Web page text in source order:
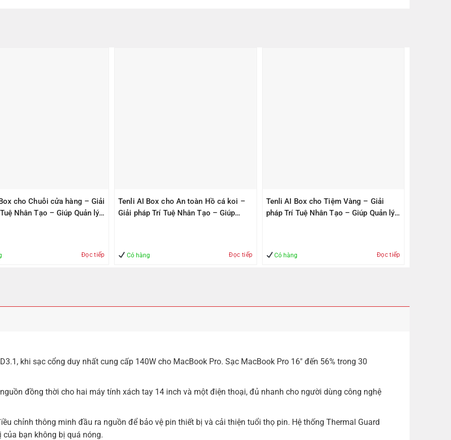
cho Chuỗi cửa hàng – Giải
Nhân Tạo – Giúp Quản lý
Đọc tiếp
Tenli AI Box cho An toàn Hồ cá koi –
Giải pháp Trí Tuệ Nhân Tạo – Giúp
Có hàng Đọc tiếp
Tenli AI Box cho Tiệm Vàng – Giải
pháp Trí Tuệ Nhân Tạo – Giúp Quản lý
Có hàng Đọc tiếp
khi sạc cổng duy nhất cung cấp 140W cho MacBook Pro. Sạc MacBook Pro 16″ đến 56% trong 30
đồng thời cho hai máy tính xách tay 14 inch và một điện thoại, đủ nhanh cho người dùng công nghệ
chỉnh thông minh đầu ra nguồn để bảo vệ pin thiết bị và cải thiện tuổi thọ pin. Hệ thống Thermal Guard
bạn không bị quá nóng.